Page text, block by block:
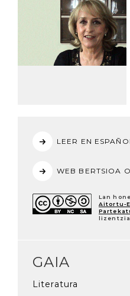
LEER EN ESPAÑOL
WEB BERTSIOA
Lan
Aitortu-
lizentzia
GAIA
Literatura